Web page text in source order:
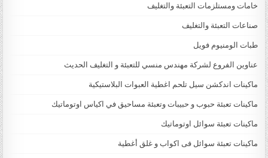
خامات ومستلزمات التعبئة والتغليف
صناعات التعبئة والتغليف
طبات الومنيوم فويل
عناوين الفروع لشركة مهندس منسي للتعبئة و التغليف الحديث
ماكينات اندكشن سيل تلحم اغطية العبوات البلاستيكية
ماكينات تعبئة حبوب و حبيبات وتعبئة مساحيق في اكياس اوتوماتيك
ماكينات تعبئة سوائل اوتوماتيك
ماكينات تعبئة سوائل فى اكواب و غلق أغطية